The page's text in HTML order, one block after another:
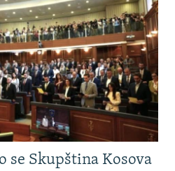
se Skupština Kosova